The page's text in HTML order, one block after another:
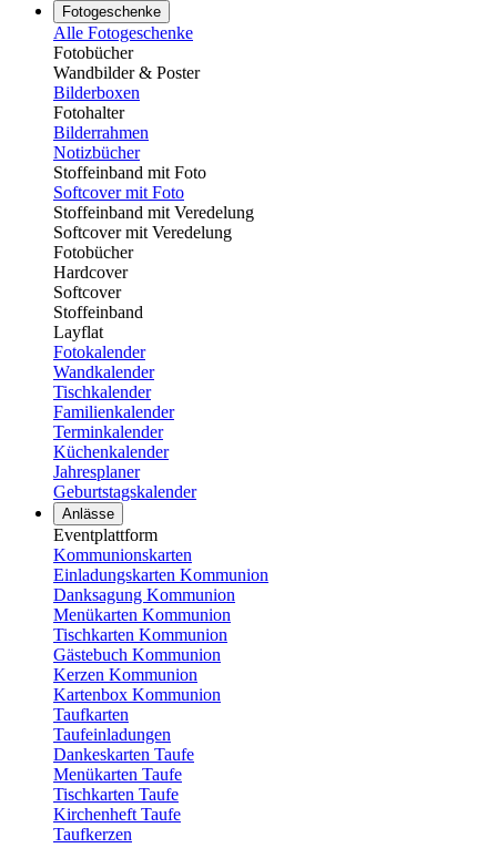
Fotogeschenke
Alle Fotogeschenke
Fotobücher
Wandbilder & Poster
Bilderboxen
Fotohalter
Bilderrahmen
Notizbücher
Stoffeinband mit Foto
Softcover mit Foto
Stoffeinband mit Veredelung
Softcover mit Veredelung
Fotobücher
Hardcover
Softcover
Stoffeinband
Layflat
Fotokalender
Wandkalender
Tischkalender
Familienkalender
Terminkalender
Küchenkalender
Jahresplaner
Geburtstagskalender
Anlässe
Eventplattform
Kommunionskarten
Einladungskarten Kommunion
Danksagung Kommunion
Menükarten Kommunion
Tischkarten Kommunion
Gästebuch Kommunion
Kerzen Kommunion
Kartenbox Kommunion
Taufkarten
Taufeinladungen
Dankeskarten Taufe
Menükarten Taufe
Tischkarten Taufe
Kirchenheft Taufe
Taufkerzen